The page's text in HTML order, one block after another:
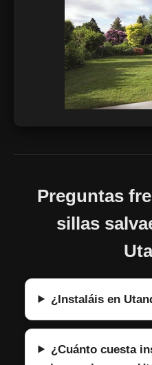
Preguntas
sillas
¿Instaláis en
¿Cuánto cuesta